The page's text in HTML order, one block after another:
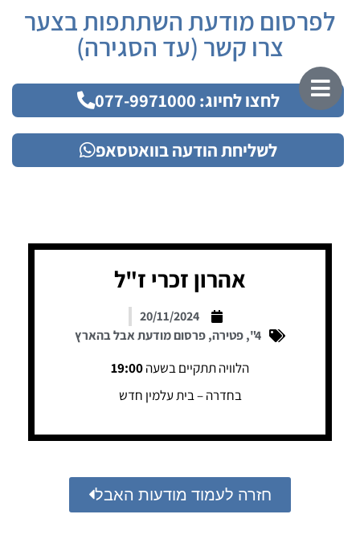
לפרסום מודעת השתתפות בצער
צרו קשר (עד הסגירה)
לחצו לחיוג: 077-9971000
לשליחת הודעה בוואטסאפ
אהרון זכרי ז"ל
20/11/2024
4"
,פטירה,פרסום מודעת אבל בהארץ
הלוויה תתקיים בשעה19:00
בחדרה – בית עלמין חדש
חזרה לעמוד מודעות האבל